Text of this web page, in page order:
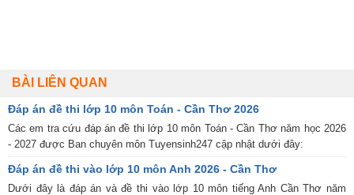
BÀI LIÊN QUAN
Đáp án đề thi lớp 10 môn Toán - Cần Thơ 2026
Các em tra cứu đáp án đề thi lớp 10 môn Toán - Cần Thơ năm học 2026
- 2027 được Ban chuyên môn Tuyensinh247 cập nhật dưới đây:
Đáp án đề thi vào lớp 10 môn Anh 2026 - Cần Thơ
Dưới đây là đáp án và đề thi vào lớp 10 môn tiếng Anh Cần Thơ năm